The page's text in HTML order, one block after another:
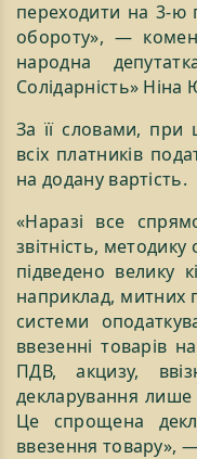
переходити на 3-ю
обороту», —
народна
Солідарність» Ніна
За її словами, при
всіх платників
на додану вартість.
«Наразі все
звітність,
підведено велику
наприклад, митних
системи
ввезенні товарів
ПДВ, акцизу,
декларування
Це спрощена
ввезення товару»,